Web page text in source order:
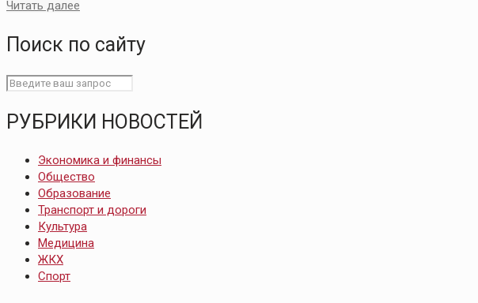
Читать далее
Поиск по сайту
РУБРИКИ НОВОСТЕЙ
Экономика и финансы
Общество
Образование
Транспорт и дороги
Культура
Медицина
ЖКХ
Спорт